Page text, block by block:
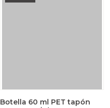
Botella 60 ml PET tapón